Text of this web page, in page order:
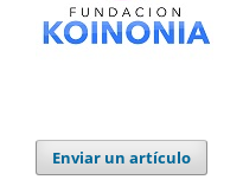
Enviar un artículo